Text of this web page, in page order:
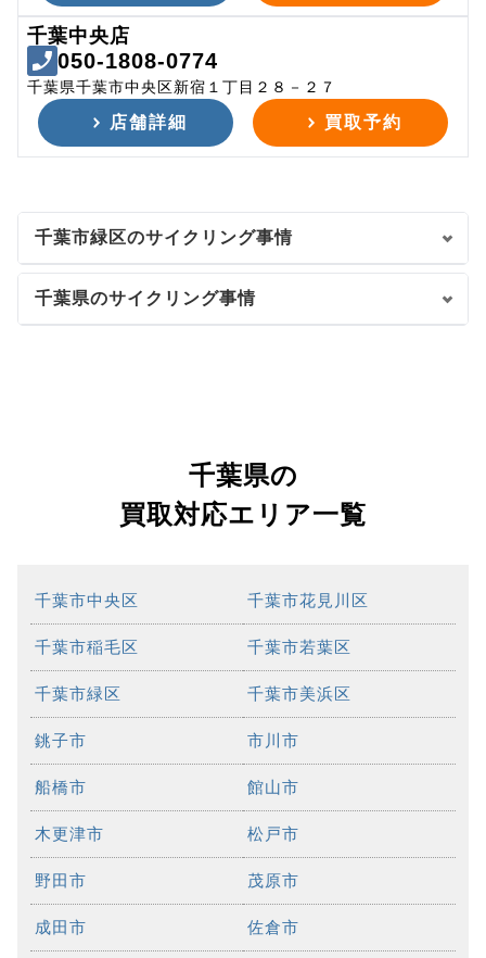
千葉中央店
050-1808-0774
千葉県千葉市中央区新宿１丁目２８－２７
店舗詳細 買取予約
千葉市緑区のサイクリング事情
千葉県のサイクリング事情
千葉県の
買取対応エリア一覧
千葉市中央区 千葉市花見川区
千葉市稲毛区 千葉市若葉区
千葉市緑区 千葉市美浜区
銚子市 市川市
船橋市 館山市
木更津市 松戸市
野田市 茂原市
成田市 佐倉市